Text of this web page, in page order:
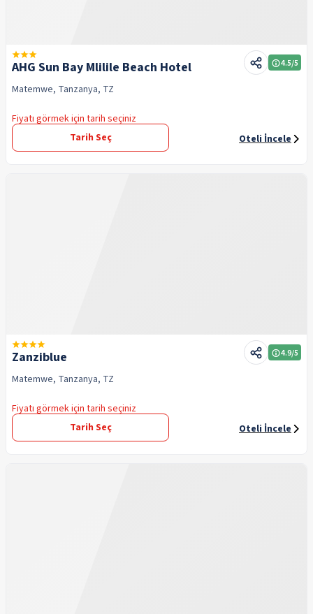
AHG Sun Bay Mlilile Beach Hotel 4.5/5
Matemwe, Tanzanya, TZ
Fiyatı görmek için tarih seçiniz
Tarih Seç
Oteli İncele
Zanziblue 4.9/5
Matemwe, Tanzanya, TZ
Fiyatı görmek için tarih seçiniz
Tarih Seç
Oteli İncele